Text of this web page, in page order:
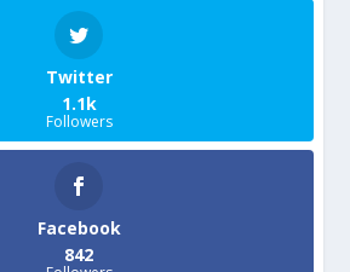
Twitter
1.1k
Followers
Facebook
842